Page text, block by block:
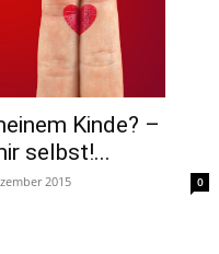
Kinde? –
selbst!...
2015 0